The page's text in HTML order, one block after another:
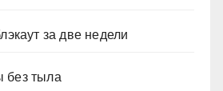
за две недели
без тыла